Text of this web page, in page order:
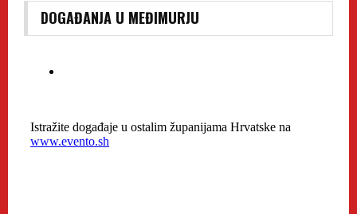
DOGAĐANJA U MEĐIMURJU